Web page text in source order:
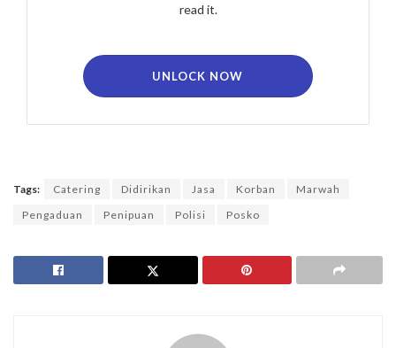
read it.
UNLOCK NOW
Tags: Catering Didirikan Jasa Korban
Marwah
Pengaduan
Penipuan Polisi Posko